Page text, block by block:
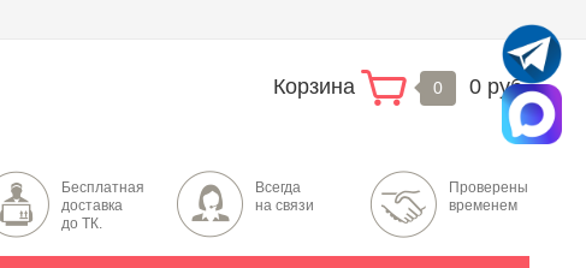
Корзина 0 0 руб.
Бесплатная
доставка
до ТК.
Всегда
на связи
Проверены
временем